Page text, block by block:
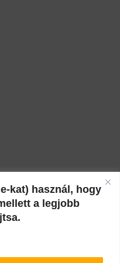
kat) használ, hogy
a legjobb